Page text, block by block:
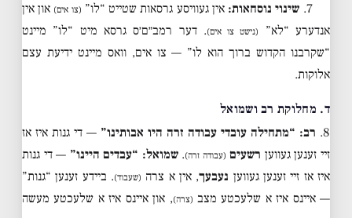
7. שינוי נוסחאות: אין געוויסע גרסאות שטייט “לו” (צו אים) און אין
אנדערע “לא”
(נישט צו אים). דער רמב״ם׳ס גרסא מיט “לו” מיינט
“שקרבנו הקדוש ברוך הוא לו” — צו אים, וואס מיינט ידיעת עצם
אלוקות.
ד. מחלוקת רב ושמואל
8. רב: “מתחילה עובדי עבודה זרה היו אבותינו” — די גנות איז אז
זיי זענען געווען רשעים (עבודה זרה).שמואל: “עבדים היינו” — די גנות
איז אז זיי זענען געווען נעבעך, אין א צרה (שעבוד). ביידע זענען “גנות”
— איינס איז א שלעכטע מצב (צרה), און איינס איז א שלעכטע מעשה